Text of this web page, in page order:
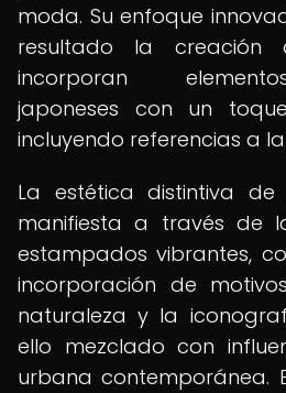
moda. Su enfoque
resultado la creación
incorporan
japoneses con un
incluyendo referencias a
La estética distintiva de
manifiesta a través de
estampados vibrantes,
incorporación de
naturaleza y la
ello mezclado con
urbana contemporánea.